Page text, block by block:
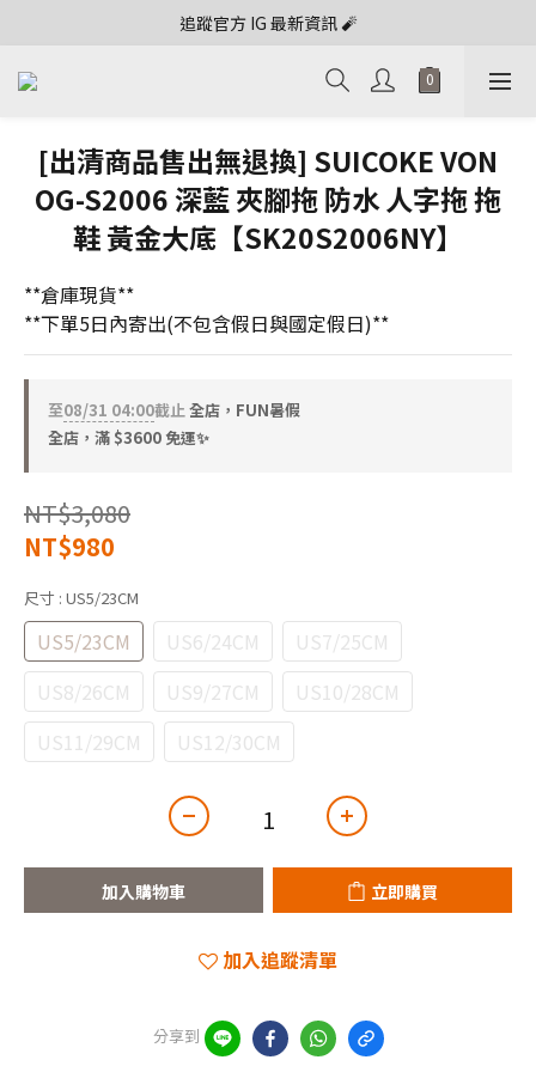
追蹤官方 IG 最新資訊 🧨
[出清商品售出無退換] SUICOKE VON
OG-S2006 深藍 夾腳拖 防水 人字拖 拖
鞋 黃金大底【SK20S2006NY】
**倉庫現貨**
**下單5日內寄出(不包含假日與國定假日)**
至08/31 04:00截止全店，FUN暑假
全店，滿 $3600 免運✨
NT$3,080
NT$980
尺寸 : US5/23CM
US5/23CM US6/24CM
US7/25CM
US8/26CM
US9/27CM
US10/28CM
US11/29CM
US12/30CM
加入購物車 立即購買
加入追蹤清單
分享到